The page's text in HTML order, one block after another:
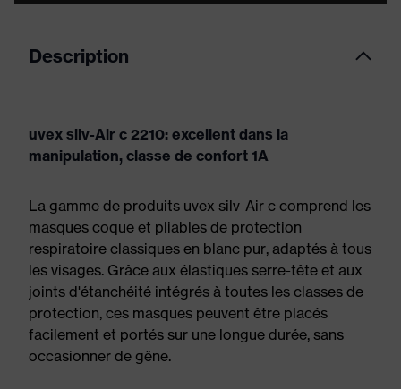
Description
uvex silv-Air c 2210: excellent dans la
manipulation, classe de confort 1A
La gamme de produits uvex silv-Air c comprend les
masques coque et pliables de protection
respiratoire classiques en blanc pur, adaptés à tous
les visages. Grâce aux élastiques serre-tête et aux
joints d'étanchéité intégrés à toutes les classes de
protection, ces masques peuvent être placés
facilement et portés sur une longue durée, sans
occasionner de gêne.